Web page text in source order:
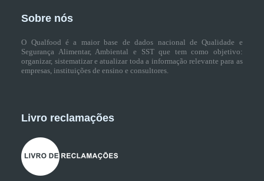
Sobre nós
O Qualfood é a maior base de dados nacional de Qualidade e
Segurança Alimentar, Ambiental e SST que tem como objetivo:
organizar, sistematizar e atualizar toda a informação relevante para as
empresas, instituições de ensino e consultores.
Livro reclamações